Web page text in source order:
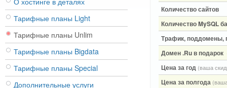
Количество сайтов
Количество MySQL
Трафик, поддомены,
Домен .Ru в подарок
Цена за год (ваша
Цена за полгода
Тарифные планы Light
Тарифные планы Unlim
Тарифные планы Bigdata
Тарифные планы Special
Дополнительные услуги